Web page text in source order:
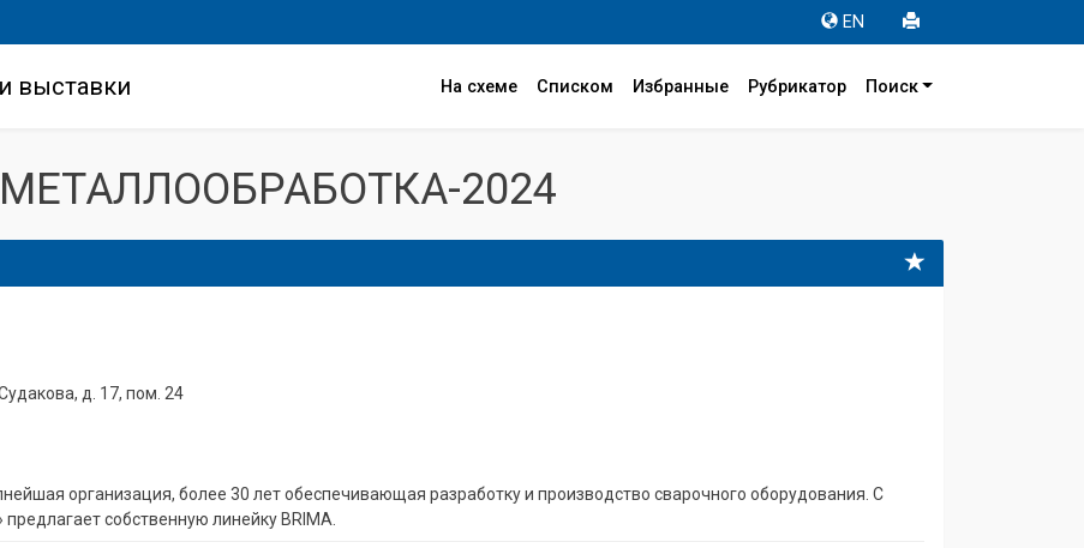
EN
выставки На схеме Списком Избранные Рубрикатор Поиск
МЕТАЛЛООБРАБОТКА-2024
д. 17, пом. 24
организация, более 30 лет обеспечивающая разработку и производство сварочного оборудования. С
собственную линейку BRIMA.